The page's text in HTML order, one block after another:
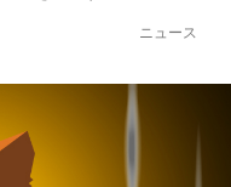
ニュース